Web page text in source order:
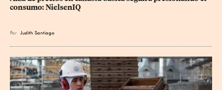
consumo: NielsenIQ
Por Judith Santiago